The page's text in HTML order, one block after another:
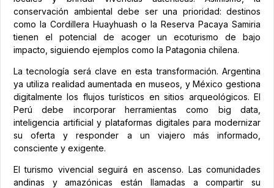
conservación ambiental debe ser una prioridad: destinos
como la Cordillera Huayhuash o la Reserva Pacaya Samiria
tienen el potencial de acoger un ecoturismo de bajo
impacto, siguiendo ejemplos como la Patagonia chilena.
La tecnología será clave en esta transformación. Argentina
ya utiliza realidad aumentada en museos, y México gestiona
digitalmente los flujos turísticos en sitios arqueológicos. El
Perú debe incorporar herramientas como big data,
inteligencia artificial y plataformas digitales para modernizar
su oferta y responder a un viajero más informado,
consciente y exigente.
El turismo vivencial seguirá en ascenso. Las comunidades
andinas y amazónicas están llamadas a compartir su